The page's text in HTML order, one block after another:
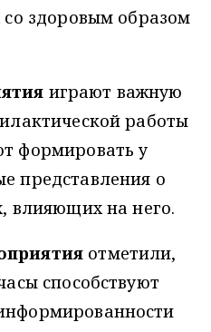
со здоровым образом
играют важную
работы
формировать у
представления о
влияющих на него.
отметили,
способствуют